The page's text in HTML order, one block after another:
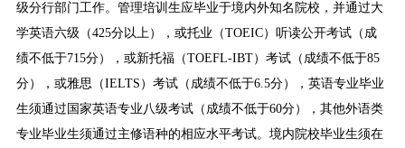
级分行部门工作。管理培训生应毕业于境内外知名院校，并通过大
学英语六级（425分以上），或托业（TOEIC）听读公开考试（成
绩不低于715分），或新托福（TOEFL-IBT）考试（成绩不低于85
分），或雅思（IELTS）考试（成绩不低于6.5分），英语专业毕业
生须通过国家英语专业八级考试（成绩不低于60分），其他外语类
专业毕业生须通过主修语种的相应水平考试。境内院校毕业生须在